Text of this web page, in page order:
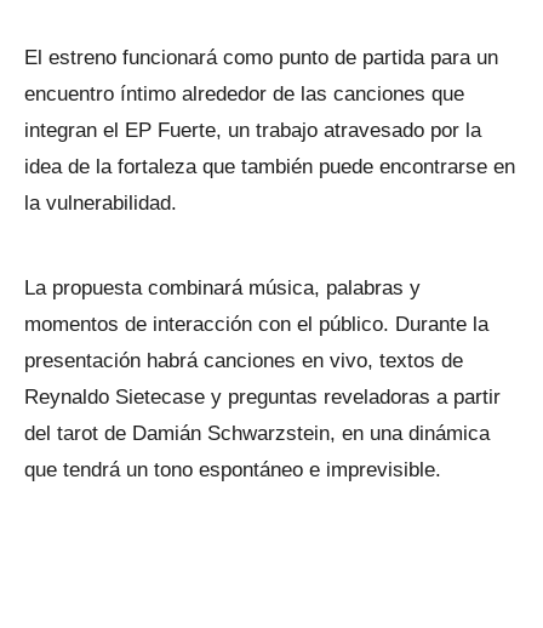
El estreno funcionará como punto de partida para un
encuentro íntimo alrededor de las canciones que
integran el EP Fuerte, un trabajo atravesado por la
idea de la fortaleza que también puede encontrarse en
la vulnerabilidad.
La propuesta combinará música, palabras y
momentos de interacción con el público. Durante la
presentación habrá canciones en vivo, textos de
Reynaldo Sietecase y preguntas reveladoras a partir
del tarot de Damián Schwarzstein, en una dinámica
que tendrá un tono espontáneo e imprevisible.